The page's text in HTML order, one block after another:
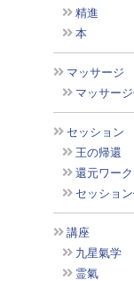
精進
本
マッサージ
マッサー
セッション
王の帰還
還元ワーク
セッショ
講座
九星氣学
霊氣